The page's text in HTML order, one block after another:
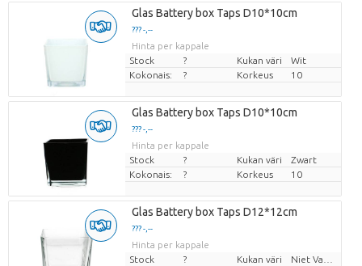
Glas Battery box Taps D10*10cm
??? -,--
Hinta per kappale
Stock
? Kukan väri
Wit
Kokonais:
? Korkeus 10
Glas Battery box Taps D10*10cm
??? -,--
Hinta per kappale
Stock
? Kukan väri
Zwart
Kokonais:
? Korkeus 10
Glas Battery box Taps D12*12cm
??? -,--
Hinta per kappale
Stock
? Kukan väri